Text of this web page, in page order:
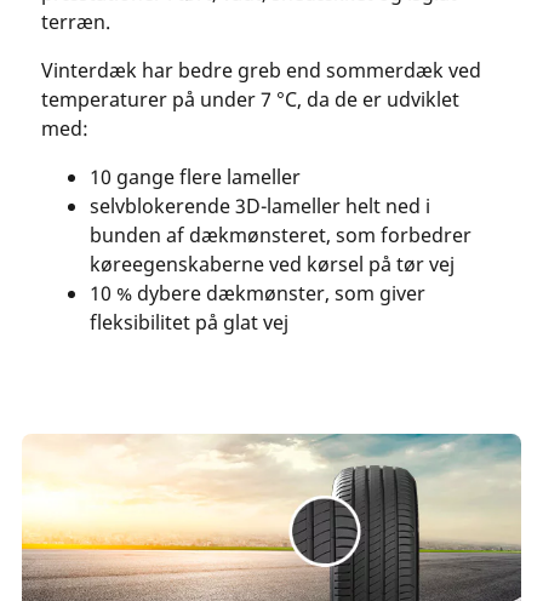
terræn.
Vinterdæk har bedre greb end sommerdæk ved
temperaturer på under 7 °C, da de er udviklet
med:
10 gange flere lameller
selvblokerende 3D-lameller helt ned i
bunden af dækmønsteret, som forbedrer
køreegenskaberne ved kørsel på tør vej
10 % dybere dækmønster, som giver
fleksibilitet på glat vej